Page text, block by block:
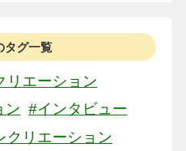
タグ一覧
リエーション
ン #インタビュー
クリエーション